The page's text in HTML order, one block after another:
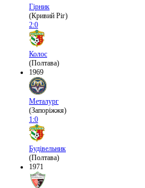
Гірник
(Кривий Ріг)
2:0
Колос
(Полтава)
1969
Металург
(Запоріжжя)
1:0
Будівельник
(Полтава)
1971